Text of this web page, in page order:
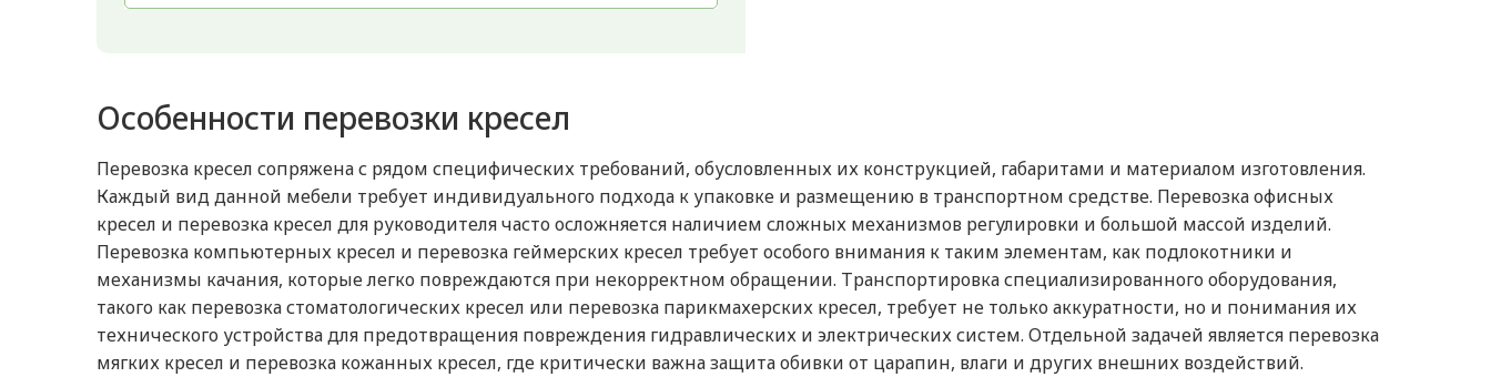
Особенности перевозки кресел
Перевозка кресел сопряжена с рядом специфических требований, обусловленных их конструкцией, габаритами и материалом изготовления.
Каждый вид данной мебели требует индивидуального подхода к упаковке и размещению в транспортном средстве. Перевозка офисных
кресел и перевозка кресел для руководителя часто осложняется наличием сложных механизмов регулировки и большой массой изделий.
Перевозка компьютерных кресел и перевозка геймерских кресел требует особого внимания к таким элементам, как подлокотники и
механизмы качания, которые легко повреждаются при некорректном обращении. Транспортировка специализированного оборудования,
такого как перевозка стоматологических кресел или перевозка парикмахерских кресел, требует не только аккуратности, но и понимания их
технического устройства для предотвращения повреждения гидравлических и электрических систем. Отдельной задачей является перевозка
мягких кресел и перевозка кожанных кресел, где критически важна защита обивки от царапин, влаги и других внешних воздействий.